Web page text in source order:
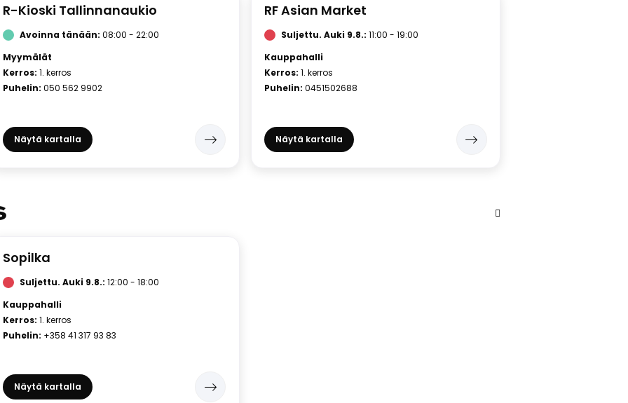
R-Kioski Tallinnanaukio
Avoinna tänään: 08:00 - 22:00
Myymälät
Kerros: 1. kerros
Puhelin: 050 562 9902
Näytä kartalla
RF Asian Market
Suljettu. Auki 9.8.: 11:00 - 19:00
Kauppahalli
Kerros: 1. kerros
Puhelin: 0451502688
Näytä kartalla
Sopilka
Suljettu.Auki 9.8.: 12:00 - 18:00
Kauppahalli
Kerros: 1. kerros
Puhelin: +358 41 317 93 83
Näytä kartalla